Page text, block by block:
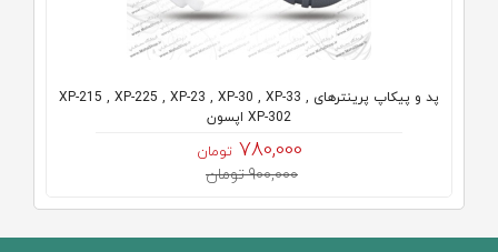
پد و پیکاپ پرینترهای XP-215 , XP-225 , XP-23 , XP-30 , XP-33 ,
XP-302 اپسون
780,000 تومان
900,000 تومان